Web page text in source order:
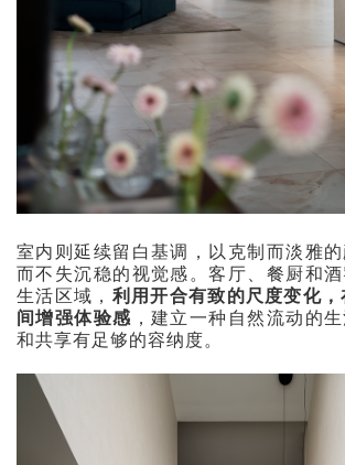
室内则延续留白基调，以克制而淡雅
而不失沉稳的视觉感。客厅、餐厨和
生活区域， 利用开合有致的尺度变化，
间增强体验感 ，建立一种自然流动的
和共享有足够的容纳度。